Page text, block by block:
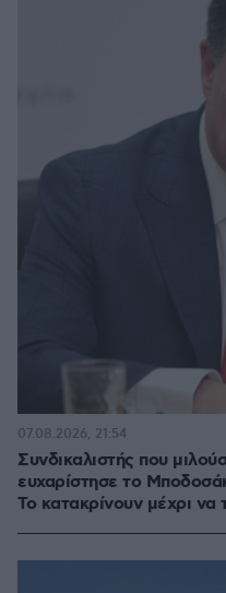
Συνδικαλιστής που
ευχαρίστησε το
Το κατακρίνουν μέχρι να
07.08.2026, 21:54